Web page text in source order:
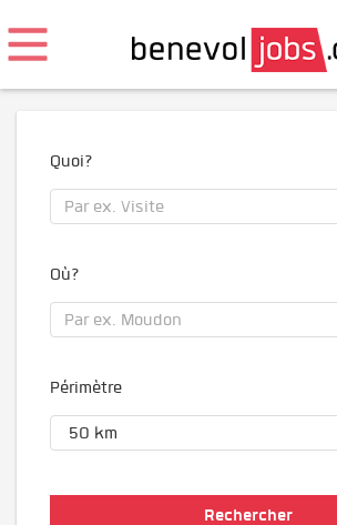
Quoi?
Où?
Périmètre